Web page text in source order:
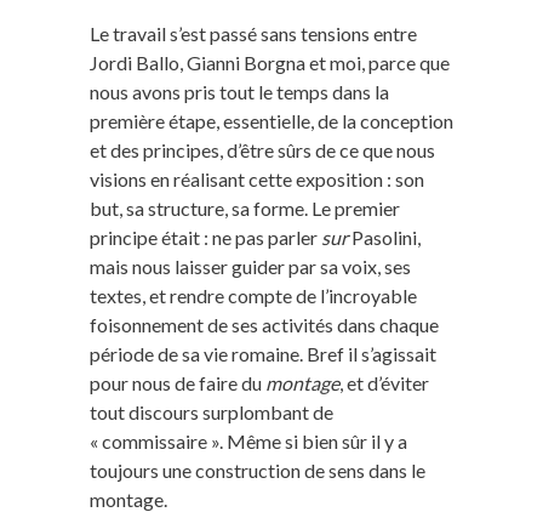
Le travail s’est passé sans tensions entre
Jordi Ballo, Gianni Borgna et moi, parce que
nous avons pris tout le temps dans la
première étape, essentielle, de la conception
et des principes, d’être sûrs de ce que nous
visions en réalisant cette exposition : son
but, sa structure, sa forme. Le premier
principe était : ne pas parler surPasolini,
mais nous laisser guider par sa voix, ses
textes, et rendre compte de l’incroyable
foisonnement de ses activités dans chaque
période de sa vie romaine. Bref il s’agissait
pour nous de faire du montage, et d’éviter
tout discours surplombant de
« commissaire ». Même si bien sûr il y a
toujours une construction de sens dans le
montage.